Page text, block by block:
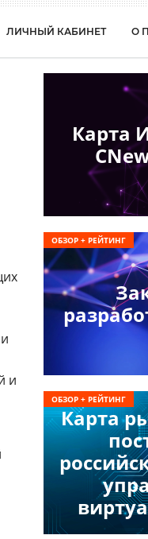
ЛИЧНЫЙ КАБИНЕТ О
и
Карта
ОБЗОР + РЕЙТИНГ
Карта
ОБЗОР + РЕЙТИНГ